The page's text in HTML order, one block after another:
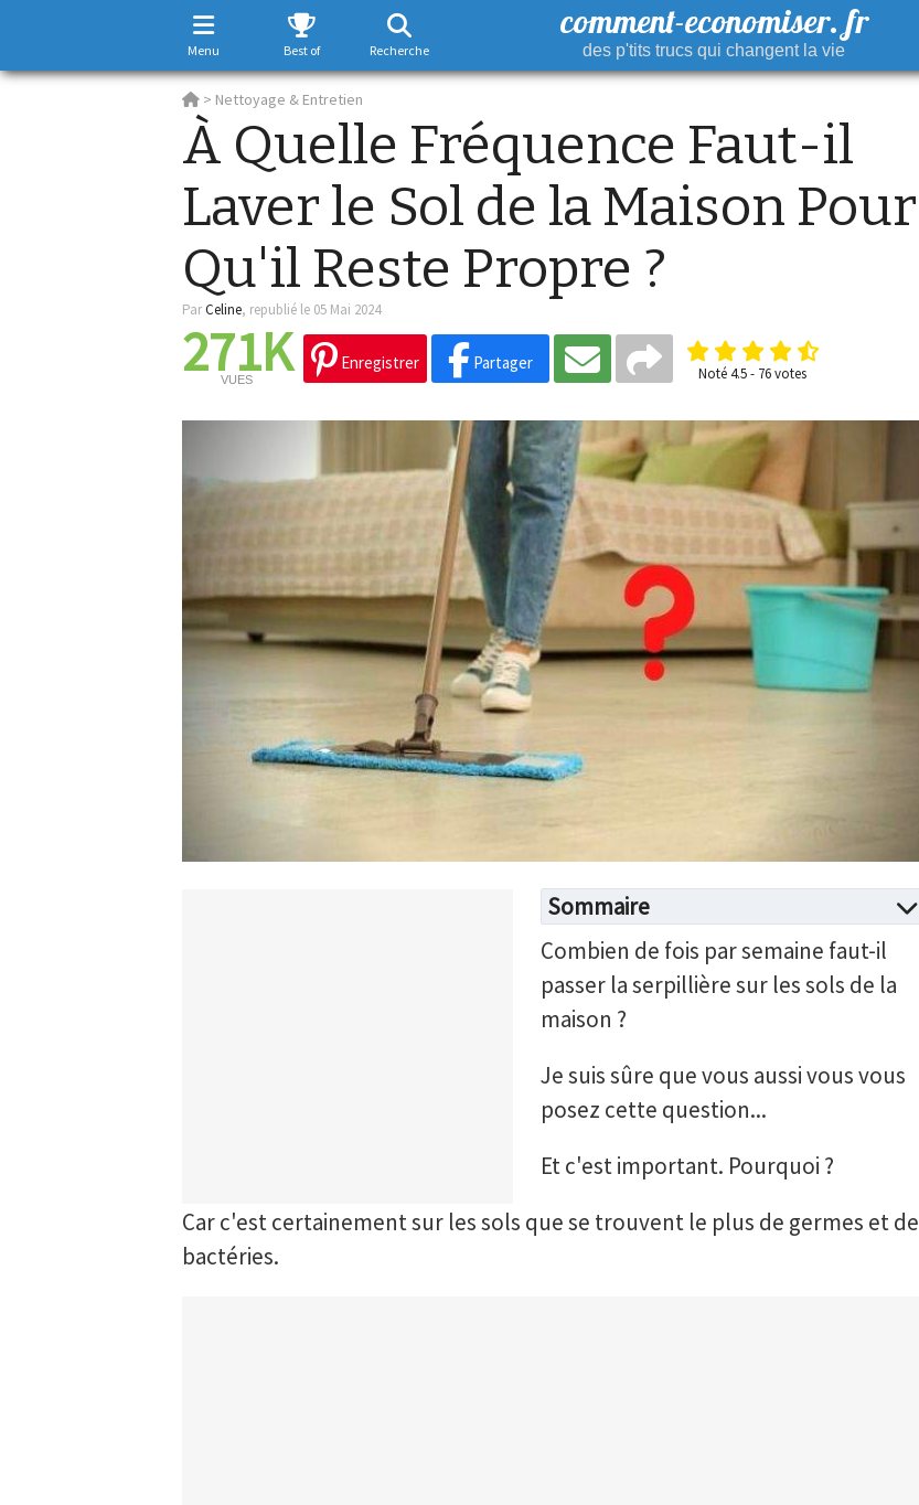
Menu Best of Recherche
comment-economiser. fr
des p'tits trucs qui changent la vie
> Nettoyage & Entretien
À Quelle Fréquence Faut-il
Laver le Sol de la Maison Pour
Qu'il Reste Propre ?
ParCeline, republié le 05 Mai 2024
271K
VUES
Enregistrer Partager
Noté4.5- 76votes
Sommaire
Combien de fois par semaine faut-il
passer la serpillière sur les sols de la
maison ?
Je suis sûre que vous aussi vous vous
posez cette question...
Et c'est important. Pourquoi ?
Car c'est certainement sur les sols que se trouvent le plus de germes et de
bactéries.